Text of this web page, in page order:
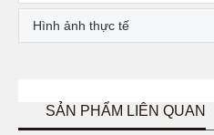
Hình ảnh thực tế
SẢN PHẨM LIÊN QUAN